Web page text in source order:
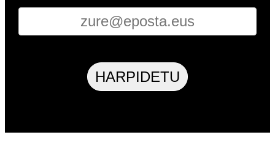
HARPIDETU